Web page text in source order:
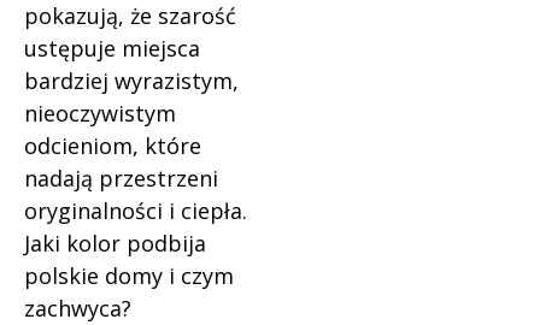
pokazują, że szarość
ustępuje miejsca
bardziej wyrazistym,
nieoczywistym
odcieniom, które
nadają przestrzeni
oryginalności i ciepła.
Jaki kolor podbija
polskie domy i czym
zachwyca?